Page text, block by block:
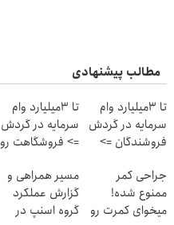
مطالب پیشنهادی
تا 3میلیارد وام
سرمایه در گردش
فروشندگان =>
ثبت کن
تا 3میلیارد وام
سرمایه در گردش
=> فروشگاهت رو
جراحی کمر
ممنوع شده!
میخوای کمرت رو
مسیر همراهی و
گزارش عملکرد
گروه اسنپ در